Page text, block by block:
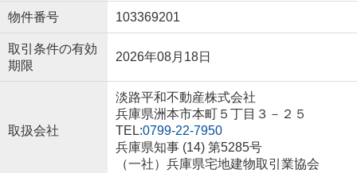
物件番号 103369201
取引条件の有効
期限
2026年08月18日
取扱会社
淡路平和不動産株式会社
兵庫県洲本市本町５丁目３－２５
TEL:0799-22-7950
兵庫県知事 (14) 第5285号
（一社）兵庫県宅地建物取引業協会